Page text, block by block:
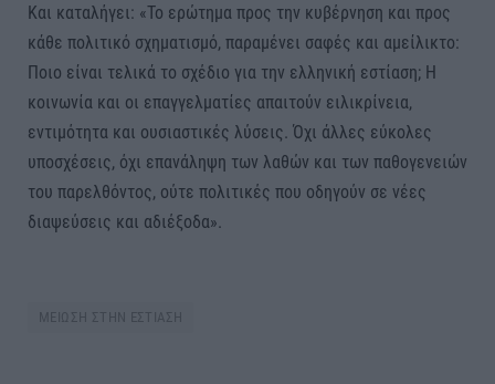
Και καταλήγει: «Το ερώτημα προς την κυβέρνηση και προς
κάθε πολιτικό σχηματισμό, παραμένει σαφές και αμείλικτο:
Ποιο είναι τελικά το σχέδιο για την ελληνική εστίαση; Η
κοινωνία και οι επαγγελματίες απαιτούν ειλικρίνεια,
εντιμότητα και ουσιαστικές λύσεις. Όχι άλλες εύκολες
υποσχέσεις, όχι επανάληψη των λαθών και των παθογενειών
του παρελθόντος, ούτε πολιτικές που οδηγούν σε νέες
διαψεύσεις και αδιέξοδα».
ΜΕΙΩΣΗ ΣΤΗΝ ΕΣΤΙΑΣΗ